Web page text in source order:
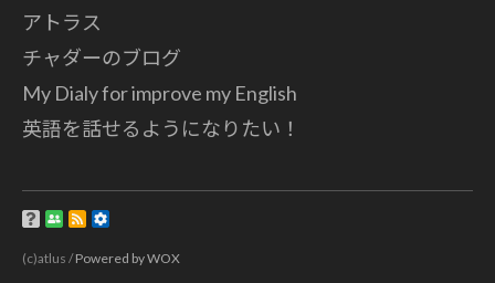
アトラス
チャダーのブログ
My Dialy for improve my English
英語を話せるようになりたい！
(c)atlus /Powered by WOX